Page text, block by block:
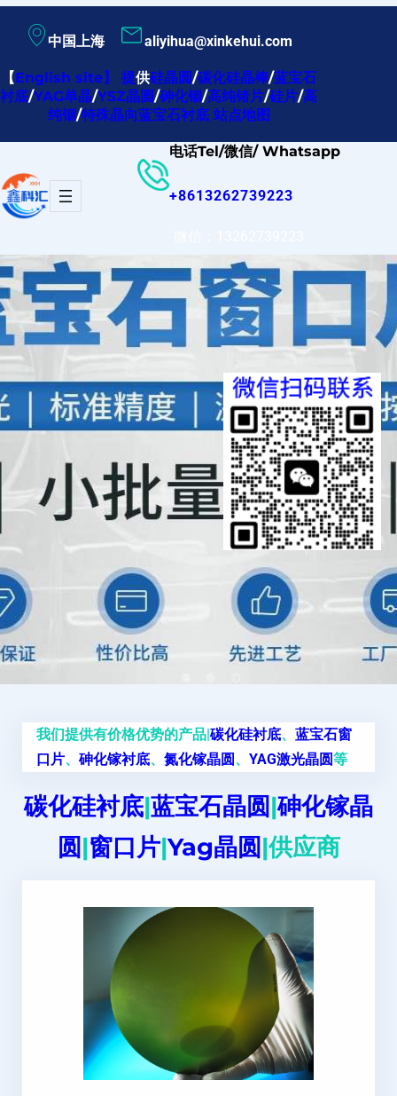
内
容
中国上海 aliyihua@xinkehui.com
【English site】提供硅晶圆/碳化硅晶棒/蓝宝石
衬底/YAG单晶/YSZ晶圆/砷化铟/高纯锗片/硅片/高
纯铟/特殊晶向蓝宝石衬底 站点地图
电话Tel/微信/ Whatsapp
+8613262739223
我们提供有价格优势的产品|碳化硅衬底、 蓝宝石窗
口片、 砷化镓衬底、 氮化镓晶圆、 YAG激光晶圆等
碳化硅衬底|蓝宝石晶圆|砷化镓晶
圆|窗口片|Yag晶圆|供应商